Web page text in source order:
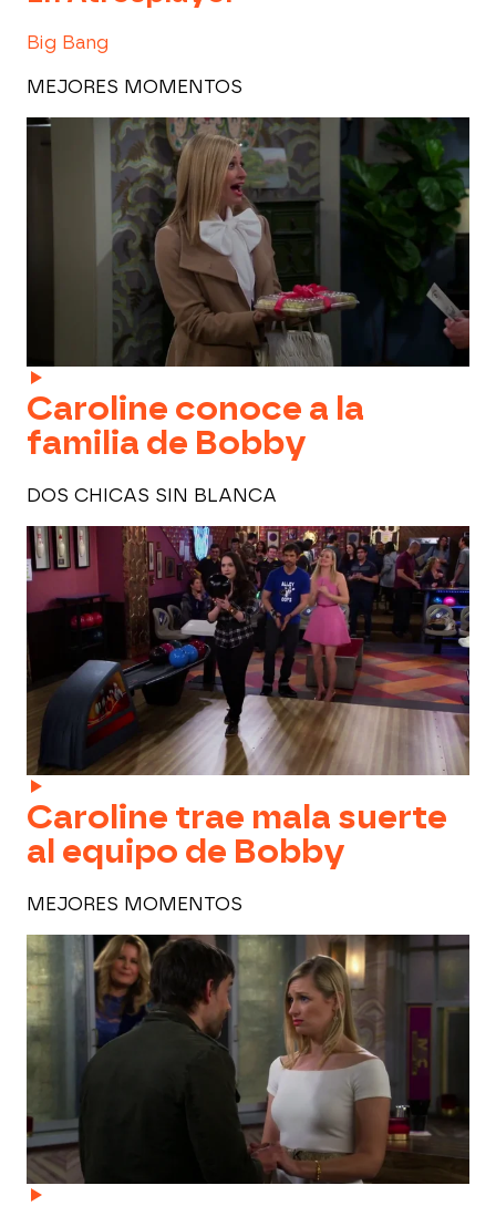
Big Bang
MEJORES MOMENTOS
Caroline conoce a la
familia de Bobby
DOS CHICAS SIN BLANCA
Caroline trae mala suerte
al equipo de Bobby
MEJORES MOMENTOS